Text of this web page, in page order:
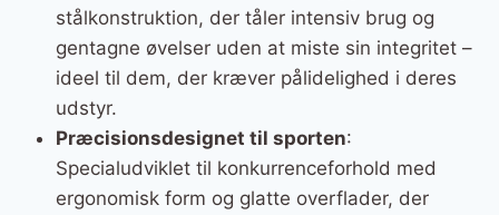
stålkonstruktion, der tåler intensiv brug og
gentagne øvelser uden at miste sin integritet –
ideel til dem, der kræver pålidelighed i deres
udstyr.
Præcisionsdesignet til sporten:
Specialudviklet til konkurrenceforhold med
ergonomisk form og glatte overflader, der